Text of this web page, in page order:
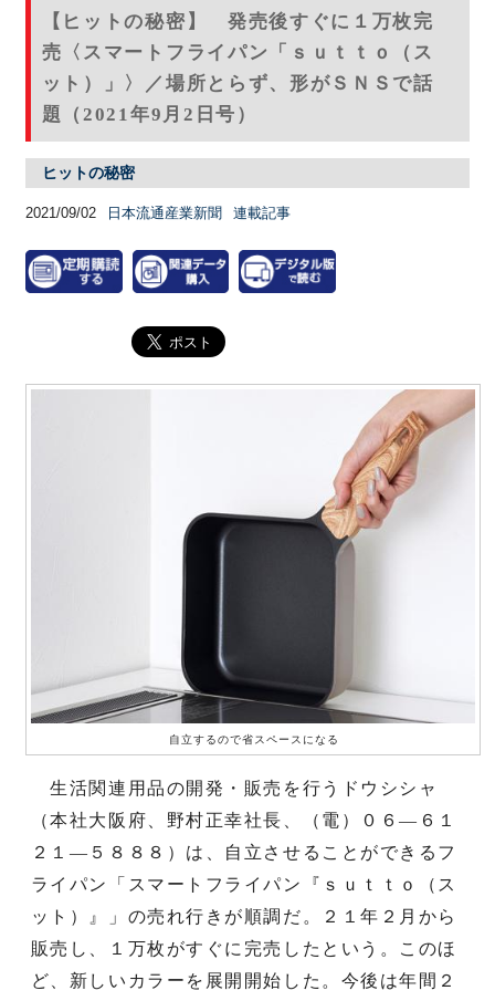
【ヒットの秘密】 発売後すぐに１万枚完
売〈スマートフライパン「ｓｕｔｔｏ（ス
ット）」〉／場所とらず、形がＳＮＳで話
題（2021年9月2日号）
ヒットの秘密
2021/09/02 日本流通産業新聞 連載記事
自立するので省スペースになる
生活関連用品の開発・販売を行うドウシシャ
（本社大阪府、野村正幸社長、（電）０６―６１
２１―５８８８）は、自立させることができるフ
ライパン「スマートフライパン『ｓｕｔｔｏ（ス
ット）』」の売れ行きが順調だ。２１年２月から
販売し、１万枚がすぐに完売したという。このほ
ど、新しいカラーを展開開始した。今後は年間２